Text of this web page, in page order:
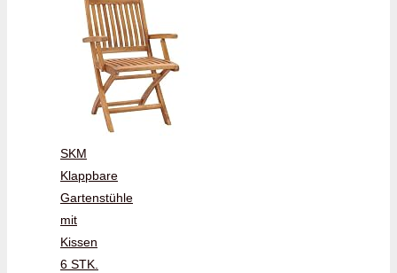
SKM
Klappbare
Gartenstühle
mit
Kissen
6 STK.